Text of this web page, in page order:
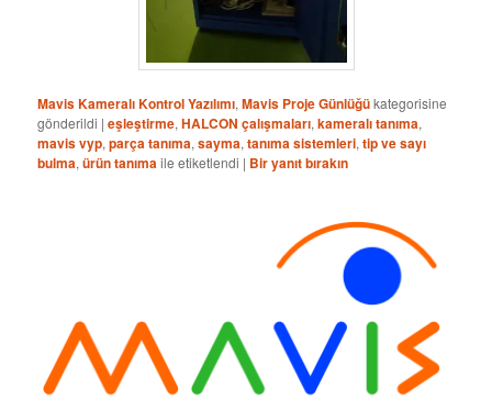
Mavis Kameralı Kontrol Yazılımı,Mavis Proje Günlüğükategorisine
gönderildi |eşleştirme,HALCON çalışmaları,kameralı tanıma,
mavis vyp,parça tanıma,sayma,tanıma sistemleri,tip ve sayı
bulma,ürün tanımaile etiketlendi | Bir yanıt bırakın